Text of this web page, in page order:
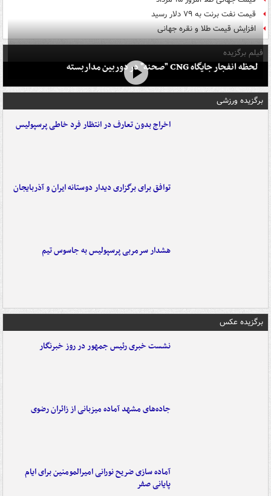
قیمت نفت برنت به ۷۹ دلار رسید
افزایش قیمت طلا و نقره جهانی
فیلم برگزیده
لحظه انفجار جایگاه CNG "صحنه" در دوربین مداربسته
برگزیده ورزشی
اخراج بدون تعارف در انتظار فرد خاطی پرسپولیس
توافق برای برگزاری دیدار دوستانه ایران و آذربایجان
هشدار سرمربی پرسپولیس به جاسوس تیم
برگزیده عکس
نشست خبری رئیس جمهور در روز خبرنگار
جاده‌های مشهد آماده میزبانی از زائران رضوی
آماده سازی ضریح نورانی امیرالمومنین برای ایام
پایانی صفر